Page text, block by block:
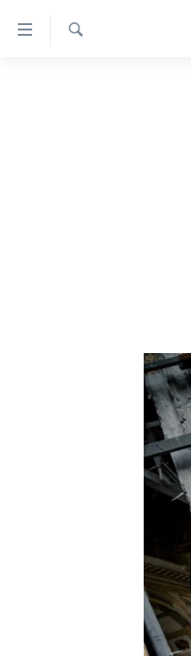
ရုပ်ရှင်ထဲက အင်္ဂလိပ်စာ
သုတပဒေသာ အင်္ဂလိပ်စာ
ရေဒီယို/တီဗွီအစီအစဉ်